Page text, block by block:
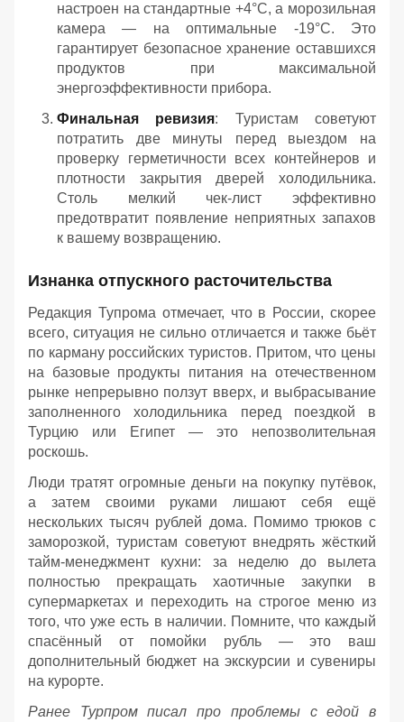
настроен на стандартные +4°C, а морозильная
камера — на оптимальные -19°C. Это
гарантирует безопасное хранение оставшихся
продуктов при максимальной
энергоэффективности прибора.
Финальная ревизия: Туристам советуют
потратить две минуты перед выездом на
проверку герметичности всех контейнеров и
плотности закрытия дверей холодильника.
Столь мелкий чек-лист эффективно
предотвратит появление неприятных запахов
к вашему возвращению.
Изнанка отпускного расточительства
Редакция Тупрома отмечает, что в России, скорее
всего, ситуация не сильно отличается и также бьёт
по карману российских туристов. Притом, что цены
на базовые продукты питания на отечественном
рынке непрерывно ползут вверх, и выбрасывание
заполненного холодильника перед поездкой в
Турцию или Египет — это непозволительная
роскошь.
Люди тратят огромные деньги на покупку путёвок,
а затем своими руками лишают себя ещё
нескольких тысяч рублей дома. Помимо трюков с
заморозкой, туристам советуют внедрять жёсткий
тайм-менеджмент кухни: за неделю до вылета
полностью прекращать хаотичные закупки в
супермаркетах и переходить на строгое меню из
того, что уже есть в наличии. Помните, что каждый
спасённый от помойки рубль — это ваш
дополнительный бюджет на экскурсии и сувениры
на курорте.
Ранее Турпром писал про проблемы с едой в